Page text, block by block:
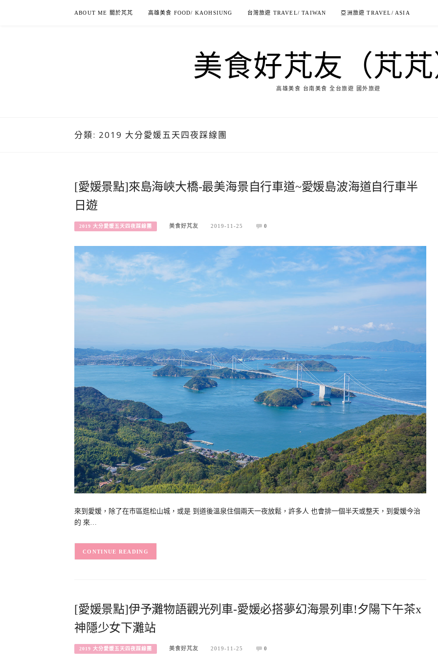
ABOUT ME 關於芃芃 高雄美食 FOOD/ KAOHSIUNG 台灣旅遊 TRAVEL/ TAIWAN 亞洲旅遊 TRAVEL/ ASIA
美食好芃友（芃芃
高雄美食 台南美食 全台旅遊 國外旅遊
分類: 2019 大分愛媛五天四夜踩線團
[愛媛景點]來島海峽大橋-最美海景自行車道~愛媛島波海道自行車半
日遊
2019 大分愛媛五天四夜踩線團 美食好芃友 2019-11-25 0
來到愛媛，除了在市區逛松山城，或是 到道後溫泉住個兩天一夜放鬆，許多人 也會排一個半天或整天，到愛媛今治
的 來…
CONTINUE READING
[愛媛景點]伊予灘物語觀光列車-愛媛必搭夢幻海景列車!夕陽下午茶x
神隱少女下灘站
2019 大分愛媛五天四夜踩線團 美食好芃友 2019-11-25 0